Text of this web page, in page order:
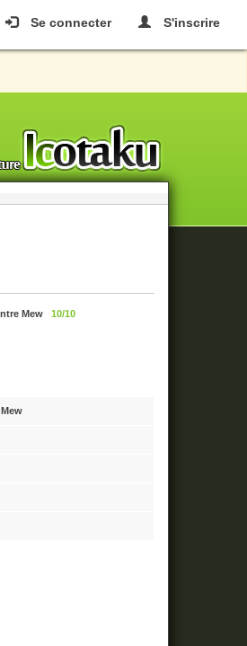
Se connecter S'inscrire
Mew 10/10